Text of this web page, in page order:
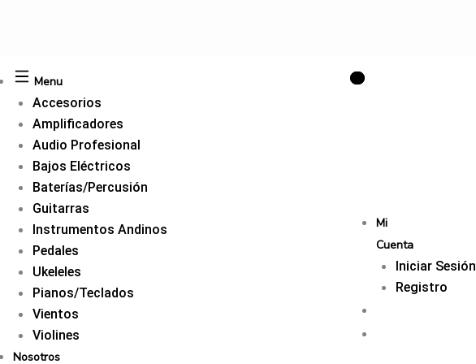
Menu
Accesorios
Amplificadores
Audio Profesional
Bajos Eléctricos
Baterías/Percusión
Guitarras
Instrumentos Andinos
Pedales
Ukeleles
Pianos/Teclados
Vientos
Violines
Nosotros
Mi
Cuenta
Iniciar Sesión
Registro